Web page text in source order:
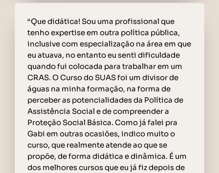
“Que didática! Sou uma profissional que
tenho expertise em outra política pública,
inclusive com especialização na área em que
eu atuava, no entanto eu senti dificuldade
quando fui colocada para trabalhar em um
CRAS. O Curso do SUAS foi um divisor de
águas na minha formação, na forma de
perceber as potencialidades da Política de
Assistência Social e de compreender a
Proteção Social Básica. Como já falei pra
Gabi em outras ocasiões, indico muito o
curso, que realmente atende ao que se
propõe, de forma didática e dinâmica. É um
dos melhores cursos que eu já fiz depois de